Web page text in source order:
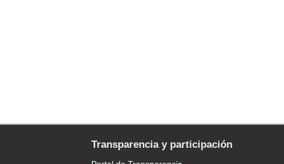
Transparencia y participación